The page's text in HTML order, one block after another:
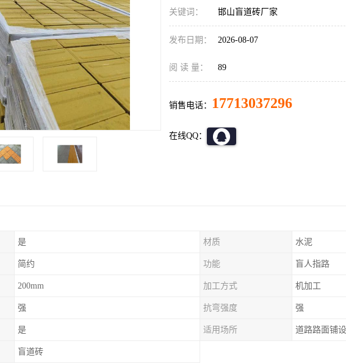
关键词： 邯山盲道砖厂家
发布日期： 2026-08-07
阅 读 量： 89
销售电话： 17713037296
在线QQ：
是 材质 水泥
简约 功能 盲人指路
200mm 加工方式 机加工
强 抗弯强度 强
是 适用场所 道路路面铺设
盲道砖